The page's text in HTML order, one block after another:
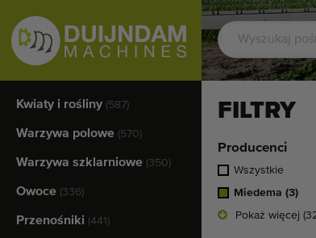
Kwiaty i rośliny (587)
Warzywa polowe (570)
Warzywa szklarniowe (350)
Owoce (336)
Przenośniki (441)
FILTRY
Producenci
Wszystkie
Miedema (3)
Pokaż więcej